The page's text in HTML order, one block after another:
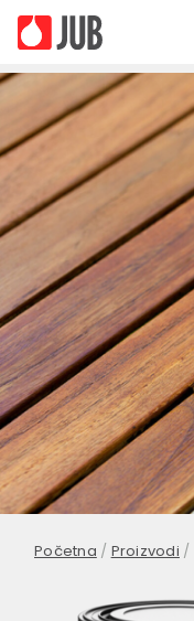
Početna / Proizvodi /